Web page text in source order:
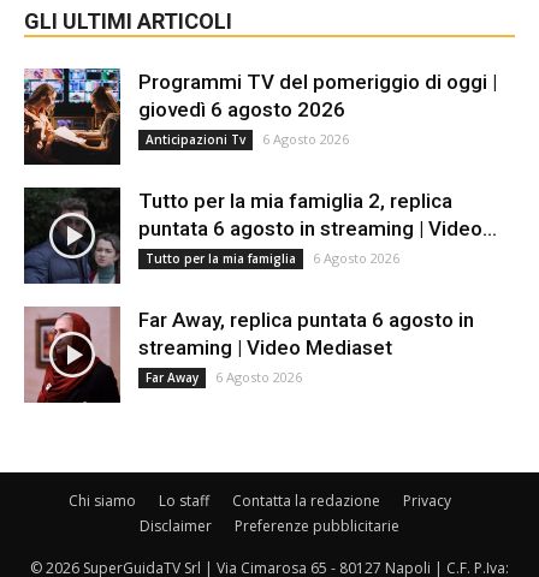
GLI ULTIMI ARTICOLI
Programmi TV del pomeriggio di oggi |
giovedì 6 agosto 2026
Anticipazioni Tv 6 Agosto 2026
Tutto per la mia famiglia 2, replica
puntata 6 agosto in streaming | Video...
Tutto per la mia famiglia 6 Agosto 2026
Far Away, replica puntata 6 agosto in
streaming | Video Mediaset
Far Away 6 Agosto 2026
Chi siamo Lo staff Contatta la redazione
Privacy
Disclaimer
Preferenze pubblicitarie
© 2026 SuperGuidaTV Srl | Via Cimarosa 65 - 80127 Napoli | C.F. P.Iva: